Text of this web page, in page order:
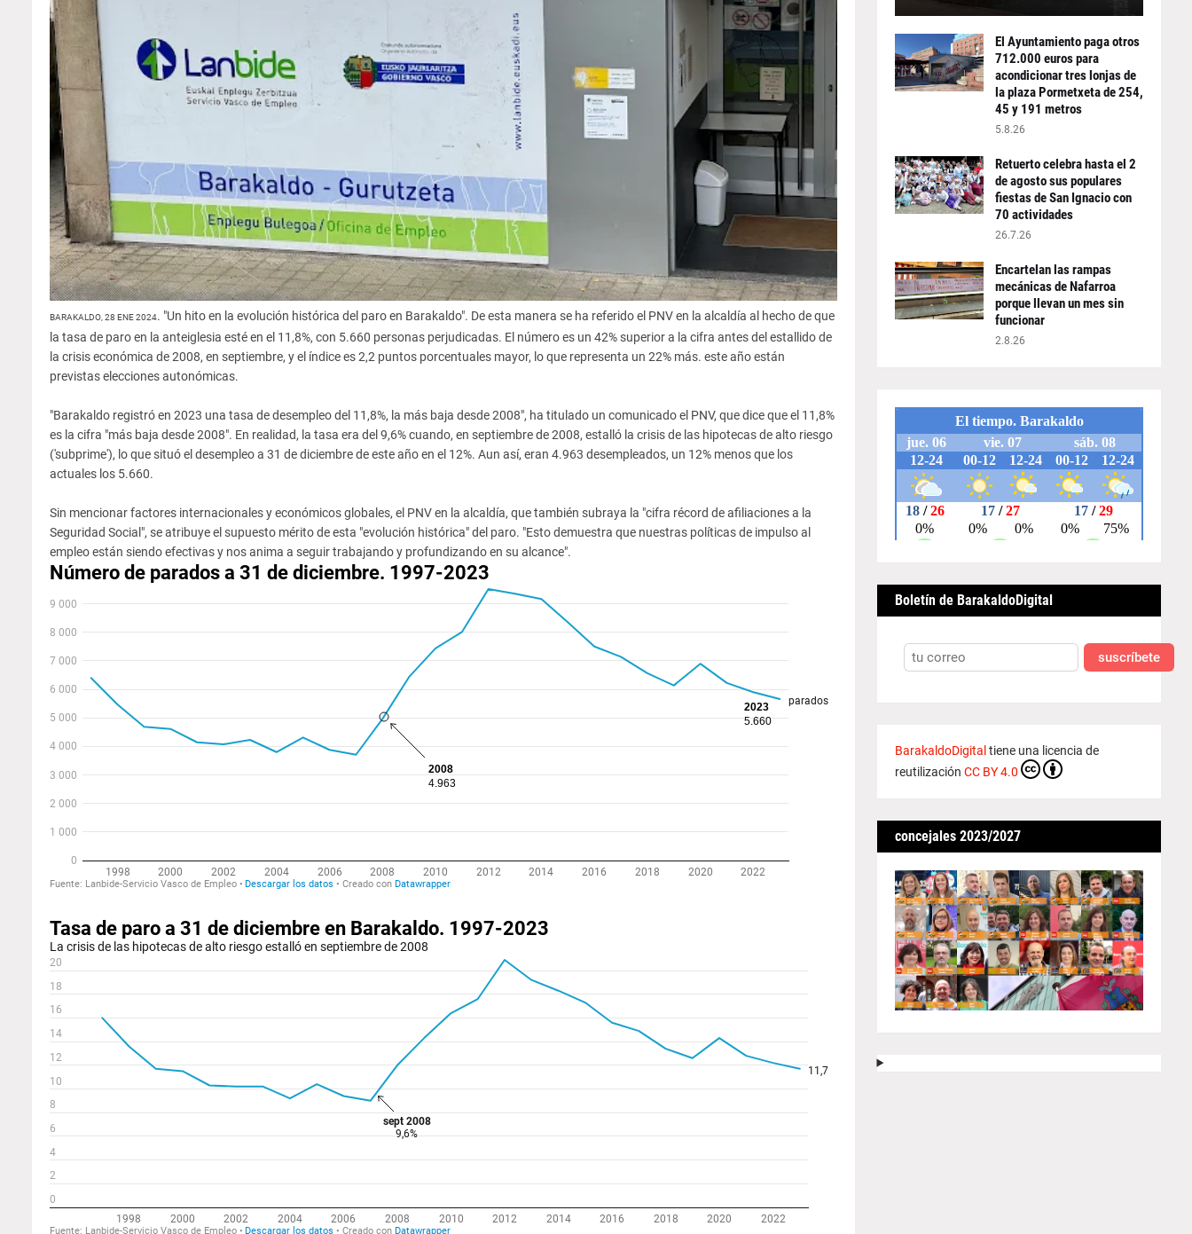
BARAKALDO, 28 ENE 2024. "Un hito en la evolución histórica del paro en Barakaldo". De esta manera se ha referido el PNV en la alcaldía al hecho de que
la tasa de paro en la anteiglesia esté en el 11,8%, con 5.660 personas perjudicadas. El número es un 42% superior a la cifra antes del estallido de
la crisis económica de 2008, en septiembre, y el índice es 2,2 puntos porcentuales mayor, lo que representa un 22% más. este año están
previstas elecciones autonómicas.
"Barakaldo registró en 2023 una tasa de desempleo del 11,8%, la más baja desde 2008", ha titulado un comunicado el PNV, que dice que el 11,8%
es la cifra "más baja desde 2008". En realidad, la tasa era del 9,6% cuando, en septiembre de 2008, estalló la crisis de las hipotecas de alto riesgo
('subprime'), lo que situó el desempleo a 31 de diciembre de este año en el 12%. Aun así, eran 4.963 desempleados, un 12% menos que los
actuales los 5.660.
Sin mencionar factores internacionales y económicos globales, el PNV en la alcaldía, que también subraya la "cifra récord de afiliaciones a la
Seguridad Social", se atribuye el supuesto mérito de esta "evolución histórica" del paro. "Esto demuestra que nuestras políticas de impulso al
empleo están siendo efectivas y nos anima a seguir trabajando y profundizando en su alcance".
El Ayuntamiento paga otros
712.000 euros para
acondicionar tres lonjas de
la plaza Pormetxeta de 254,
45 y 191 metros
5.8.26
Retuerto celebra hasta el 2
de agosto sus populares
fiestas de San Ignacio con
70 actividades
26.7.26
Encartelan las rampas
mecánicas de Nafarroa
porque llevan un mes sin
funcionar
2.8.26
Boletín de BarakaldoDigital
suscríbete
BarakaldoDigital tiene una licencia de
reutilización CC BY 4.0
concejales 2023/2027